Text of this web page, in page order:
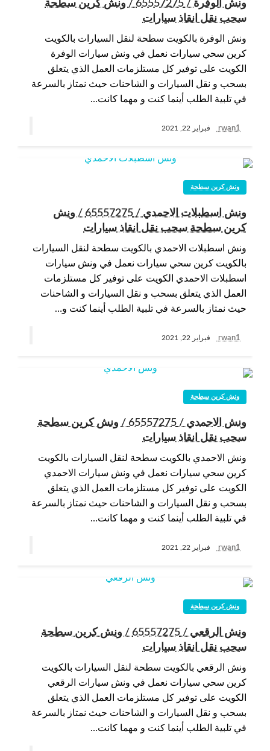
ونش الوفرة / 65557275 / ونش كرين سطحة
سحب نقل انقاذ سيارات
ونش الوفرة بالكويت سطحة لنقل السيارات بالكويت
كرين سحي سيارات نعمل في ونش سيارات الوفرة
الكويت على توفير كل مستلزمات العمل الذي يتعلق
بسحب و نقل السيارات و الشاحنات حيث نمتاز بالسرعة
في تلبية الطلب أينما كنت و مهما كانت…
rwan1 فبراير 22, 2021
ونش كرين سطحة
ونش اسطبلات الاحمدي / 65557275 / ونش
كرين سطحة سحب نقل انقاذ سيارات
ونش اسطبلات الاحمدي بالكويت سطحة لنقل السيارات
بالكويت كرين سحي سيارات نعمل في ونش سيارات
اسطبلات الاحمدي الكويت على توفير كل مستلزمات
العمل الذي يتعلق بسحب و نقل السيارات و الشاحنات
حيث نمتاز بالسرعة في تلبية الطلب أينما كنت و…
rwan1 فبراير 22, 2021
ونش كرين سطحة
ونش الاحمدي / 65557275 / ونش كرين سطحة
سحب نقل انقاذ سيارات
ونش الاحمدي بالكويت سطحة لنقل السيارات بالكويت
كرين سحي سيارات نعمل في ونش سيارات الاحمدي
الكويت على توفير كل مستلزمات العمل الذي يتعلق
بسحب و نقل السيارات و الشاحنات حيث نمتاز بالسرعة
في تلبية الطلب أينما كنت و مهما كانت…
rwan1 فبراير 22, 2021
ونش كرين سطحة
ونش الرقعي / 65557275 / ونش كرين سطحة
سحب نقل انقاذ سيارات
ونش الرقعي بالكويت سطحة لنقل السيارات بالكويت
كرين سحي سيارات نعمل في ونش سيارات الرقعي
الكويت على توفير كل مستلزمات العمل الذي يتعلق
بسحب و نقل السيارات و الشاحنات حيث نمتاز بالسرعة
في تلبية الطلب أينما كنت و مهما كانت…